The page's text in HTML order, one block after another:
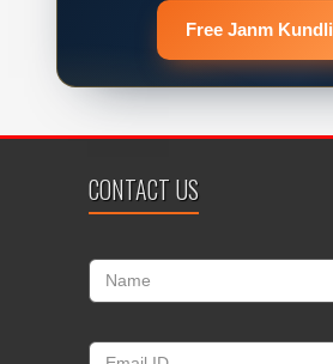
Free Janm Kundli
CONTACT US